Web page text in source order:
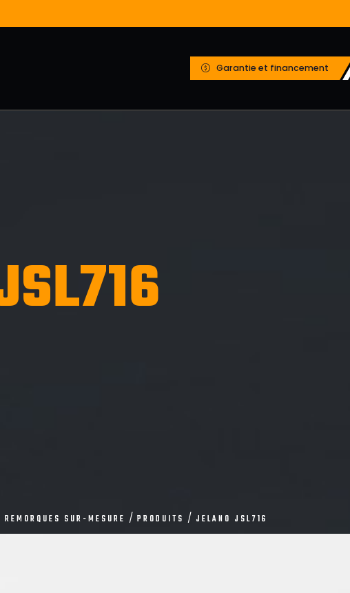
Garantie et financement
SUR-MESURE PRODUITS JELANO JSL716